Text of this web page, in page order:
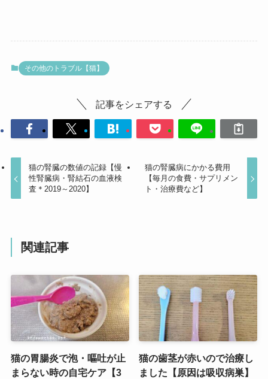
その他のトラブル【猫】
記事をシェアする
猫の腎臓の数値の記録【慢
性腎臓病・腎結石の血液検
査＊2019～2020】
猫の腎臓病にかかる費用
【毎月の食費・サプリメン
ト・治療費など】
関連記事
猫の胃腸炎で泡・嘔吐が止
まらない時の自宅ケア【3
猫の歯茎が赤いので治療し
ました【原因は吸収病巣】